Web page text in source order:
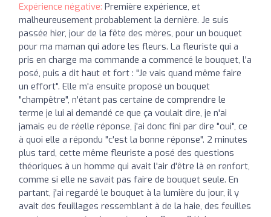
Expérience négative: Première expérience, et
malheureusement probablement la dernière. Je suis
passée hier, jour de la fête des mères, pour un bouquet
pour ma maman qui adore les fleurs. La fleuriste qui a
pris en charge ma commande a commencé le bouquet, l'a
posé, puis a dit haut et fort : "Je vais quand même faire
un effort". Elle m'a ensuite proposé un bouquet
"champêtre", n'étant pas certaine de comprendre le
terme je lui ai demandé ce que ça voulait dire, je n'ai
jamais eu de réelle réponse, j'ai donc fini par dire "oui", ce
à quoi elle a répondu "c'est la bonne réponse". 2 minutes
plus tard, cette même fleuriste a posé des questions
théoriques à un homme qui avait l'air d'être là en renfort,
comme si elle ne savait pas faire de bouquet seule. En
partant, j'ai regardé le bouquet à la lumière du jour, il y
avait des feuillages ressemblant à de la haie, des feuilles